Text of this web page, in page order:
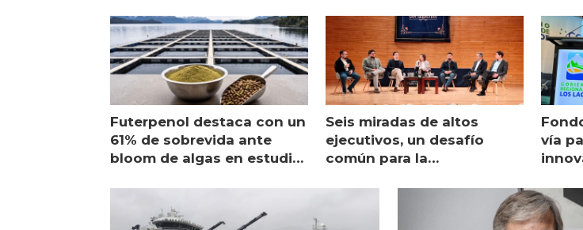
Futerpenol destaca con un
61% de sobrevida ante
bloom de algas en estudio
Seis miradas de altos
ejecutivos, un desafío
común para la
vía